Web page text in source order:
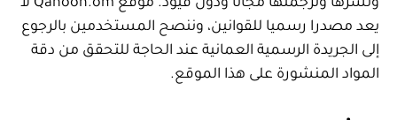
يعد مصدرا رسميا للقوانين، وننصح المستخدمين بالرجوع
إلى الجريدة الرسمية العمانية عند الحاجة للتحقق من دقة
المواد المنشورة على هذا الموقع.